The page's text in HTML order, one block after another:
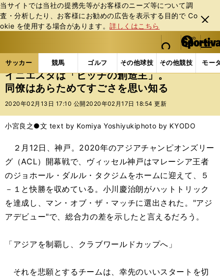
当サイトでは当社の提携先等がお客様のニーズ等について調
査・分析したり、お客様にお勧めの広告を表⽰する⽬的で Co
okie を使⽤する場合があります。詳しくはこちら
閉じ
る
web Sportiva (webスポルティーバ)
検索
マイペ
ー
ジ
メニュ
サッカー 競馬 ゴルフ その他球技 その他競技 モー
ス
ポ
ル
バ
サッカーの記事一覧 Jリーグ他 Jリーグ イニエ
イニエスタは「ピッチの創造主」。
同僚はあらためてすごさを思い知る
2020年02月13日 17:10 公開 2020年02月17日 18:54 更新
小宮良之●文 text by Komiya Yoshiyukiphoto by KYODO
２月12日、神戸。2020年のアジアチャンピオンズリー
グ（ACL）開幕戦で、ヴィッセル神戸はマレーシア王者
のジョホール・ダルル・タクジムをホームに迎えて、５
－１と快勝を収めている。小川慶治朗がハットトリック
を達成し、マン・オブ・ザ・マッチに選出された。"アジ
アデビュー"で、総合力の差を示したと言えるだろう。
「アジアを制覇し、クラブワールドカップへ」
それを悲願とするチームは、幸先のいいスタートを切